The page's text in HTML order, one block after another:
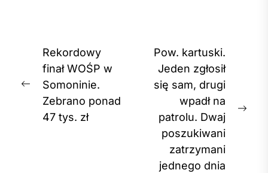
Nawigacja
wpisu
Previous
post:
Rekordowy
finał WOŚP w
Somoninie.
Zebrano ponad
47 tys. zł
Pow. kartuski.
Jeden zgłosił
się sam, drugi
wpadł na
patrolu. Dwaj
poszukiwani
zatrzymani
jednego dnia